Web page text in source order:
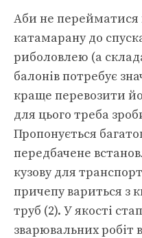
Аби не перейматися
катамарану до
риболовлею (а
балонів потребує
краще перевозити
для цього треба
Пропонується
передбачене
кузову для
причепу вариться з
труб (2). У якості
зварювальних робіт